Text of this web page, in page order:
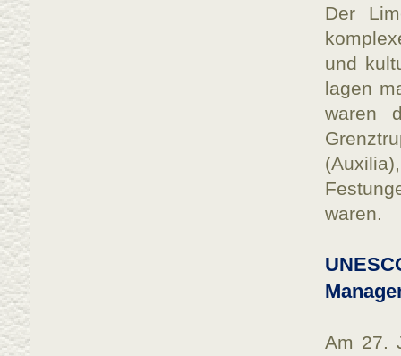
Der
und
lagen
waren
waren.
Am 27.